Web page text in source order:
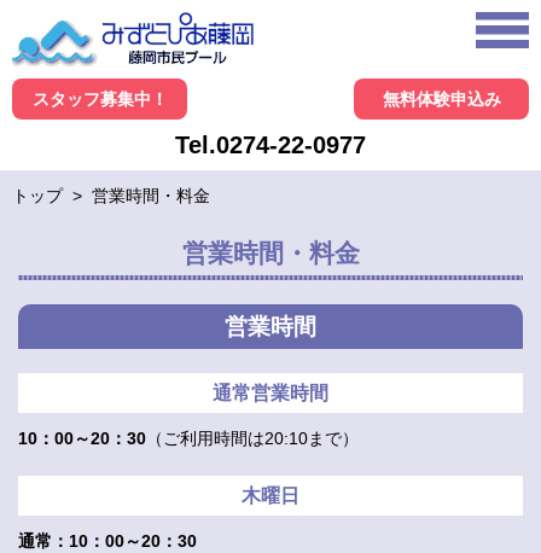
スタッフ募集中！ 無料体験申込み
Tel.0274-22-0977
トップ > 営業時間・料金
営業時間・料金
営業時間
通常営業時間
10：00～20：30 （ご利用時間は20:10まで）
木曜日
通常：10：00～20：30